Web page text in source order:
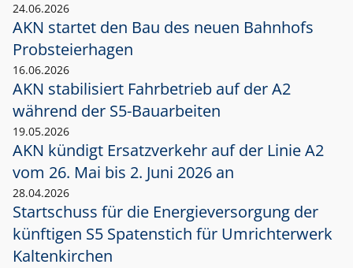
24.06.2026
AKN startet den Bau des neuen Bahnhofs
Probsteierhagen
16.06.2026
AKN stabilisiert Fahrbetrieb auf der A2
während der S5-Bauarbeiten
19.05.2026
AKN kündigt Ersatzverkehr auf der Linie A2
vom 26. Mai bis 2. Juni 2026 an
28.04.2026
Startschuss für die Energieversorgung der
künftigen S5 Spatenstich für Umrichterwerk
Kaltenkirchen